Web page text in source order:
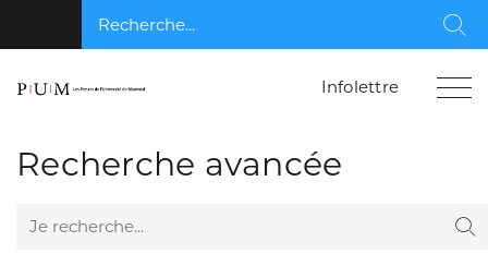
Recherche...
Infolettre
Recherche avancée
Je recherche...